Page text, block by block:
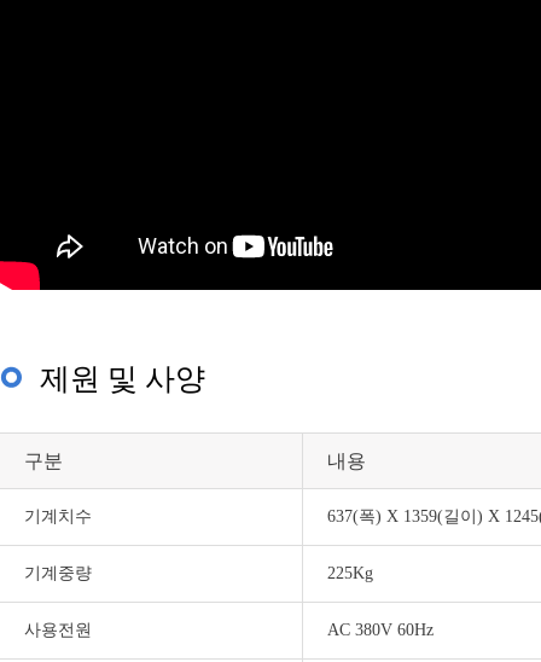
제원 및 사양
구분 내용
기계치수 637(폭) X 1359(길이) X
기계중량 225Kg
사용전원 AC 380V 60Hz